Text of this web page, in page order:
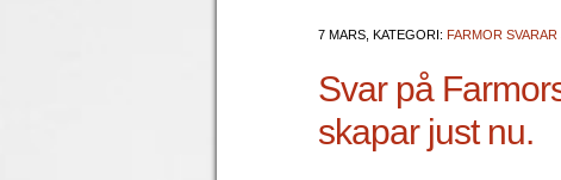
7 MARS, KATEGORI: FARMOR SVARAR
Svar på
skapar just nu.